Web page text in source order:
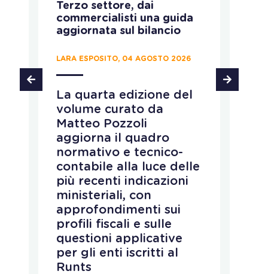
Terzo settore, dai
commercialisti una guida
aggiornata sul bilancio
LARA ESPOSITO, 04 AGOSTO 2026
La quarta edizione del
volume curato da
Matteo Pozzoli
aggiorna il quadro
normativo e tecnico-
contabile alla luce delle
più recenti indicazioni
ministeriali, con
approfondimenti sui
profili fiscali e sulle
questioni applicative
per gli enti iscritti al
Runts